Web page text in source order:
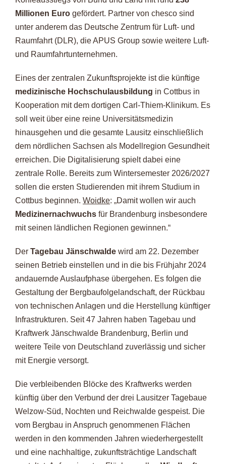
Millionen Euro gefördert. Partner von chesco sind
unter anderem das Deutsche Zentrum für Luft- und
Raumfahrt (DLR), die APUS Group sowie weitere Luft-
und Raumfahrtunternehmen.
Eines der zentralen Zukunftsprojekte ist die künftige
medizinische Hochschulausbildung in Cottbus in
Kooperation mit dem dortigen Carl-Thiem-Klinikum. Es
soll weit über eine reine Universitätsmedizin
hinausgehen und die gesamte Lausitz einschließlich
dem nördlichen Sachsen als Modellregion Gesundheit
erreichen. Die Digitalisierung spielt dabei eine
zentrale Rolle. Bereits zum Wintersemester 2026/2027
sollen die ersten Studierenden mit ihrem Studium in
Cottbus beginnen. Woidke: „Damit wollen wir auch
Medizinernachwuchs für Brandenburg insbesondere
mit seinen ländlichen Regionen gewinnen.“
Der Tagebau Jänschwalde wird am 22. Dezember
seinen Betrieb einstellen und in die bis Frühjahr 2024
andauernde Auslaufphase übergehen. Es folgen die
Gestaltung der Bergbaufolgelandschaft, der Rückbau
von technischen Anlagen und die Herstellung künftiger
Infrastrukturen. Seit 47 Jahren haben Tagebau und
Kraftwerk Jänschwalde Brandenburg, Berlin und
weitere Teile von Deutschland zuverlässig und sicher
mit Energie versorgt.
Die verbleibenden Blöcke des Kraftwerks werden
künftig über den Verbund der drei Lausitzer Tagebaue
Welzow-Süd, Nochten und Reichwalde gespeist. Die
vom Bergbau in Anspruch genommenen Flächen
werden in den kommenden Jahren wiederhergestellt
und eine nachhaltige, zukunftsträchtige Landschaft